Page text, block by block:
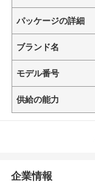
パッケージの詳細
ブランド名
モデル番号
供給の能力
企業情報